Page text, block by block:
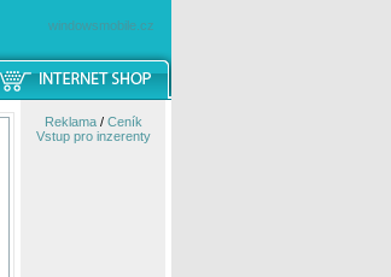
windowsmobile.cz
Reklama/ Ceník
Vstup pro inzerenty